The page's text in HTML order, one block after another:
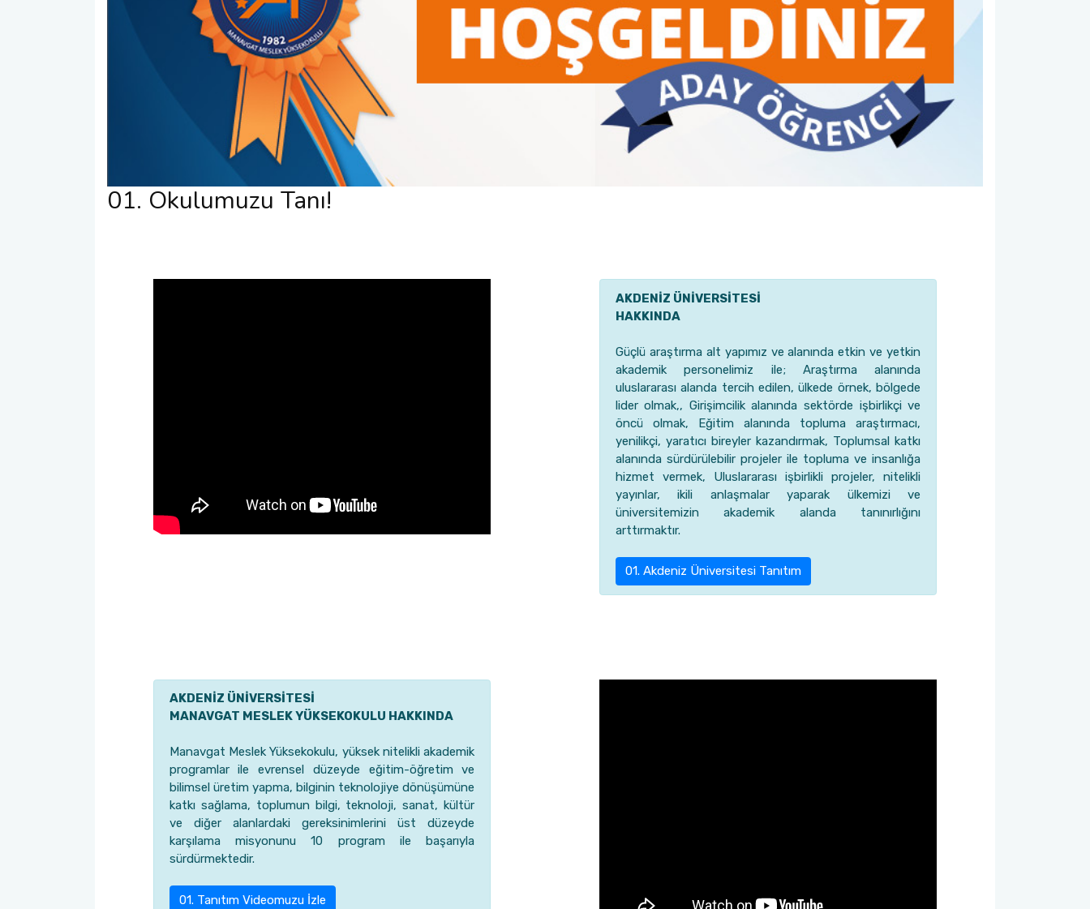
01. Okulumuzu Tanı!
AKDENİZ ÜNİVERSİTESİ
HAKKINDA
Güçlü araştırma alt yapımız ve alanında etkin ve yetkin
akademik personelimiz ile; Araştırma alanında
uluslararası alanda tercih edilen, ülkede örnek, bölgede
lider olmak,, Girişimcilik alanında sektörde işbirlikçi ve
öncü olmak, Eğitim alanında topluma araştırmacı,
yenilikçi, yaratıcı bireyler kazandırmak, Toplumsal katkı
alanında sürdürülebilir projeler ile topluma ve insanlığa
hizmet vermek, Uluslararası işbirlikli projeler, nitelikli
yayınlar, ikili anlaşmalar yaparak ülkemizi ve
üniversitemizin akademik alanda tanınırlığını
arttırmaktır.
01. Akdeniz Üniversitesi Tanıtım
AKDENİZ ÜNİVERSİTESİ
MANAVGAT MESLEK YÜKSEKOKULU HAKKINDA
Manavgat Meslek Yüksekokulu, yüksek nitelikli akademik
programlar ile evrensel düzeyde eğitim-öğretim ve
bilimsel üretim yapma, bilginin teknolojiye dönüşümüne
katkı sağlama, toplumun bilgi, teknoloji, sanat, kültür
ve diğer alanlardaki gereksinimlerini üst düzeyde
karşılama misyonunu 10 program ile başarıyla
sürdürmektedir.
01. Tanıtım Videomuzu İzle